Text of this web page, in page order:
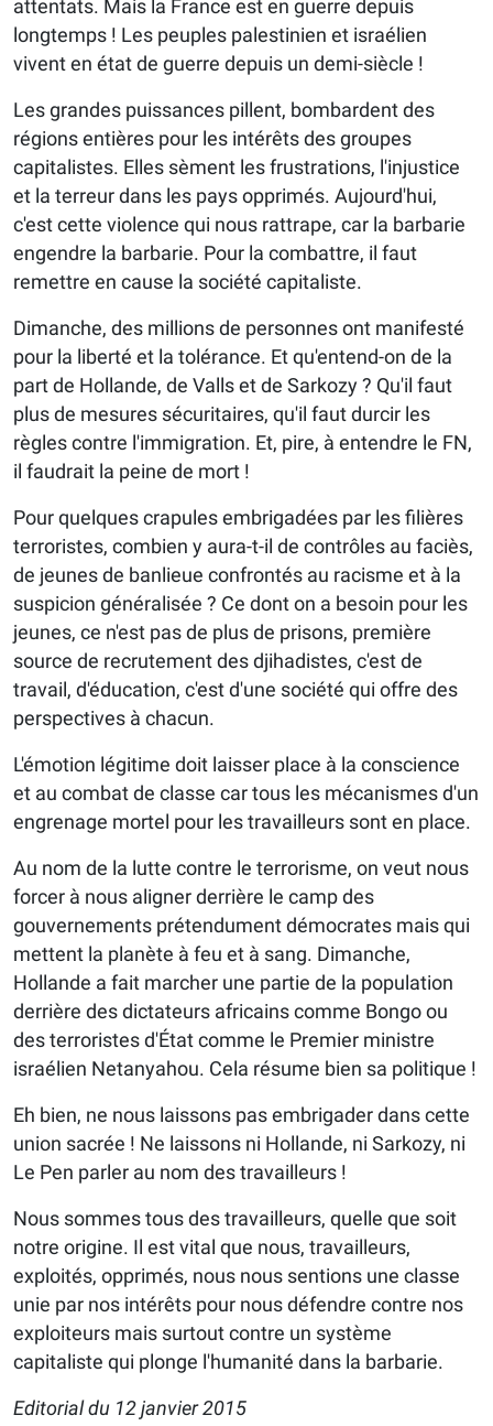
attentats. Mais la France est en guerre depuis
longtemps ! Les peuples palestinien et israélien
vivent en état de guerre depuis un demi-siècle !
Les grandes puissances pillent, bombardent des
régions entières pour les intérêts des groupes
capitalistes. Elles sèment les frustrations, l'injustice
et la terreur dans les pays opprimés. Aujourd'hui,
c'est cette violence qui nous rattrape, car la barbarie
engendre la barbarie. Pour la combattre, il faut
remettre en cause la société capitaliste.
Dimanche, des millions de personnes ont manifesté
pour la liberté et la tolérance. Et qu'entend-on de la
part de Hollande, de Valls et de Sarkozy ? Qu'il faut
plus de mesures sécuritaires, qu'il faut durcir les
règles contre l'immigration. Et, pire, à entendre le FN,
il faudrait la peine de mort !
Pour quelques crapules embrigadées par les filières
terroristes, combien y aura-t-il de contrôles au faciès,
de jeunes de banlieue confrontés au racisme et à la
suspicion généralisée ? Ce dont on a besoin pour les
jeunes, ce n'est pas de plus de prisons, première
source de recrutement des djihadistes, c'est de
travail, d'éducation, c'est d'une société qui offre des
perspectives à chacun.
L'émotion légitime doit laisser place à la conscience
et au combat de classe car tous les mécanismes d'un
engrenage mortel pour les travailleurs sont en place.
Au nom de la lutte contre le terrorisme, on veut nous
forcer à nous aligner derrière le camp des
gouvernements prétendument démocrates mais qui
mettent la planète à feu et à sang. Dimanche,
Hollande a fait marcher une partie de la population
derrière des dictateurs africains comme Bongo ou
des terroristes d'État comme le Premier ministre
israélien Netanyahou. Cela résume bien sa politique !
Eh bien, ne nous laissons pas embrigader dans cette
union sacrée ! Ne laissons ni Hollande, ni Sarkozy, ni
Le Pen parler au nom des travailleurs !
Nous sommes tous des travailleurs, quelle que soit
notre origine. Il est vital que nous, travailleurs,
exploités, opprimés, nous nous sentions une classe
unie par nos intérêts pour nous défendre contre nos
exploiteurs mais surtout contre un système
capitaliste qui plonge l'humanité dans la barbarie.
Editorial du 12 janvier 2015